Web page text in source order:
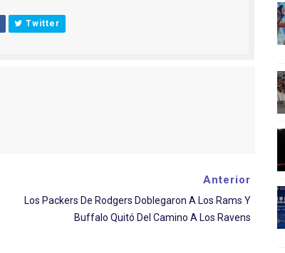
Twitter
Anterior
Los Packers De Rodgers Doblegaron A Los Rams Y
Buffalo Quitó Del Camino A Los Ravens